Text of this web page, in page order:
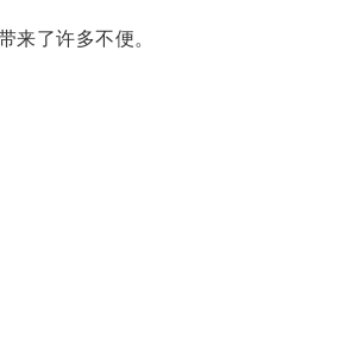
了许多不便。